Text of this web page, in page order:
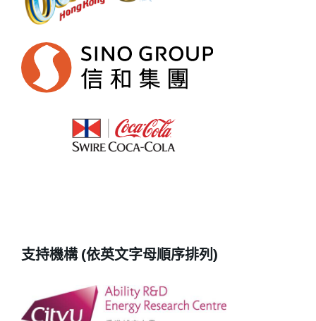
支持機構 (依英文字母順序排列)